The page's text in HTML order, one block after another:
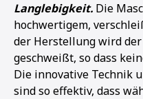
Langlebigkeit. Die
hochwertigem,
der Herstellung wird
geschweißt, so dass
Die innovative Technik
sind so effektiv, dass